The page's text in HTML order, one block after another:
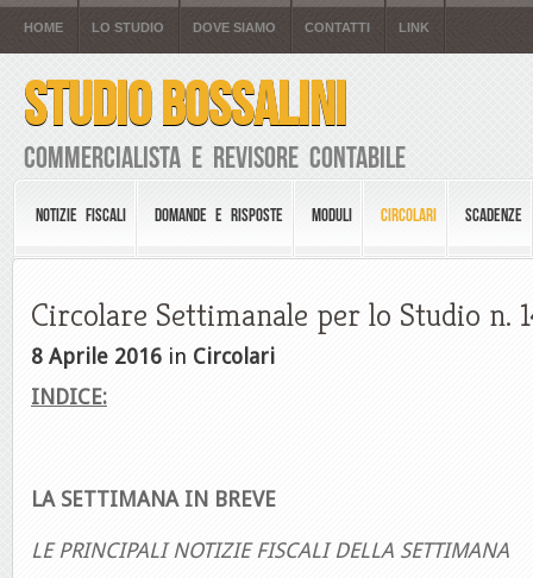
HOME LO STUDIO DOVE SIAMO CONTATTI LINK
STUDIO BOSSALINI
Commercialista e Revisore Contabile
NOTIZIE FISCALI DOMANDE E RISPOSTE MODULI CIRCOLARI SCADENZE
Circolare Settimanale per lo Studio n.
8 Aprile 2016 in Circolari
INDICE:
LA SETTIMANA IN BREVE
LE PRINCIPALI NOTIZIE FISCALI DELLA SETTIMANA